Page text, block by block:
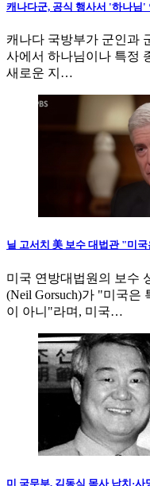
캐나다군, 공식 행사서 '하나님'
캐나다 국방부가 군인과
사에서 하나님이나 특정
새로운 지…
닐 고서치 美 보수 대법관 "미
미국 연방대법원의 보수
(Neil Gorsuch)가 "미국은
이 아니"라며, 미국…
미 국무부, 김동식 목사 납치·